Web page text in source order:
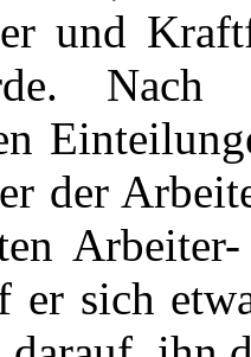
und
der
er sich